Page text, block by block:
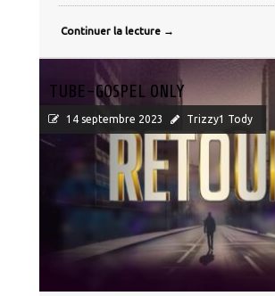
Continuer la lecture →
TUBE-GOSPEL ONLY
14 septembre 2023 Trizzy1 Tody